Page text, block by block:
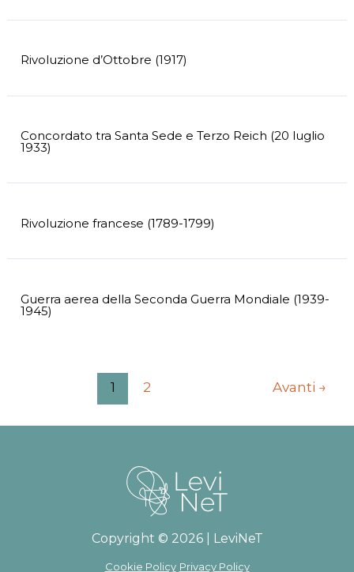
Rivoluzione d’Ottobre (1917)
Concordato tra Santa Sede e Terzo Reich (20 luglio
1933)
Rivoluzione francese (1789-1799)
Guerra aerea della Seconda Guerra Mondiale (1939-
1945)
1 2 Avanti →
Copyright © 2026 | LeviNeT
Cookie Policy Privacy Policy